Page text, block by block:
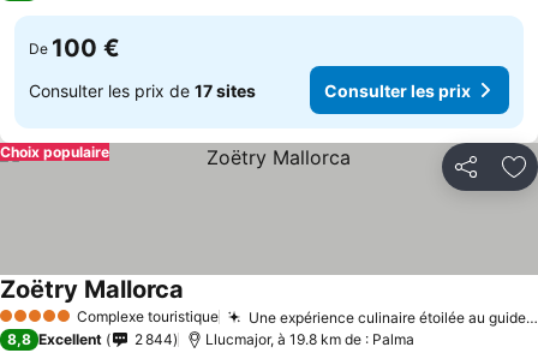
De 100 €
Consulter les prix de 17 sites Consulter les prix
Partager
Choix populaire
5 Étoiles Complexe touristique Une expérience culinaire étoilée au guide Michelin
Zoëtry Mallorca
8,8 Excellent 2 844 Llucmajor, à 19.8 km de : Palma